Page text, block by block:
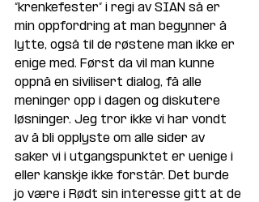
“krenkefester” i regi av SIAN så er
min oppfordring at man begynner å
lytte, også til de røstene man ikke er
enige med. Først da vil man kunne
oppnå en sivilisert dialog, få alle
meninger opp i dagen og diskutere
løsninger. Jeg tror ikke vi har vondt
av å bli opplyste om alle sider av
saker vi i utgangspunktet er uenige i
eller kanskje ikke forstår. Det burde
jo være i Rødt sin interesse gitt at de